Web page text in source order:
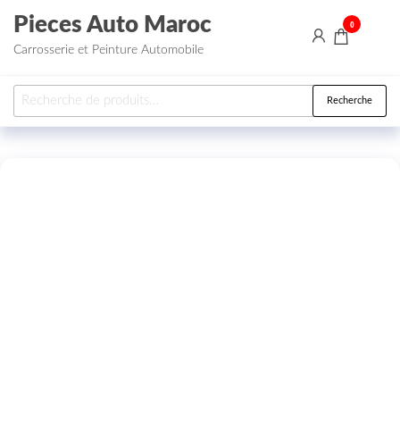
Aller au contenu
Pieces Auto Maroc
Carrosserie et Peinture Automobile
0
Recherche pour : Recherche